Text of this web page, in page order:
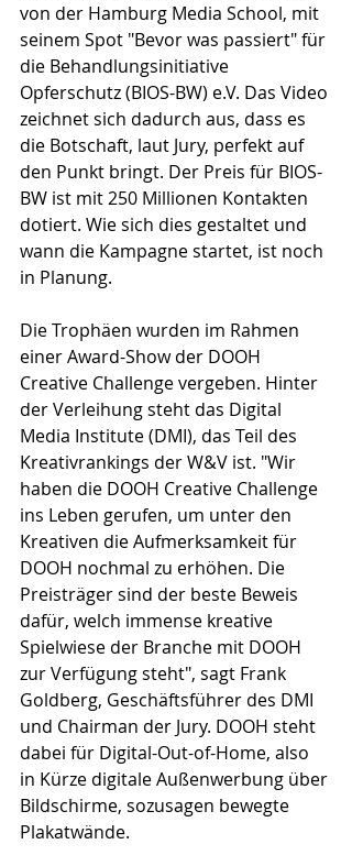
von der Hamburg Media School, mit
seinem Spot "Bevor was passiert" für
die Behandlungsinitiative
Opferschutz (BIOS-BW) e.V. Das Video
zeichnet sich dadurch aus, dass es
die Botschaft, laut Jury, perfekt auf
den Punkt bringt. Der Preis für BIOS-
BW ist mit 250 Millionen Kontakten
dotiert. Wie sich dies gestaltet und
wann die Kampagne startet, ist noch
in Planung.
Die Trophäen wurden im Rahmen
einer Award-Show der DOOH
Creative Challenge vergeben. Hinter
der Verleihung steht das Digital
Media Institute (DMI), das Teil des
Kreativrankings der W&V ist. "Wir
haben die DOOH Creative Challenge
ins Leben gerufen, um unter den
Kreativen die Aufmerksamkeit für
DOOH nochmal zu erhöhen. Die
Preisträger sind der beste Beweis
dafür, welch immense kreative
Spielwiese der Branche mit DOOH
zur Verfügung steht", sagt Frank
Goldberg, Geschäftsführer des DMI
und Chairman der Jury. DOOH steht
dabei für Digital-Out-of-Home, also
in Kürze digitale Außenwerbung über
Bildschirme, sozusagen bewegte
Plakatwände.